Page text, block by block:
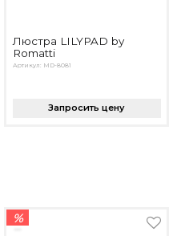
Люстра LILYPAD by
Romatti
Артикул: MD-8081
Запросить цену
%